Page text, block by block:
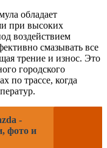
обладает
при высоких
воздействием
смазывать все
трение и износ. Это
городского
по трассе, когда
-
фото и